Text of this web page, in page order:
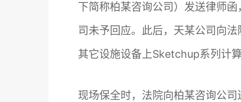
下简称柏某咨询公司）发送律师
司未予回应。此后，天某公司向
其它设施设备上Sketchup系列计
现场保全时，法院向柏某咨询公